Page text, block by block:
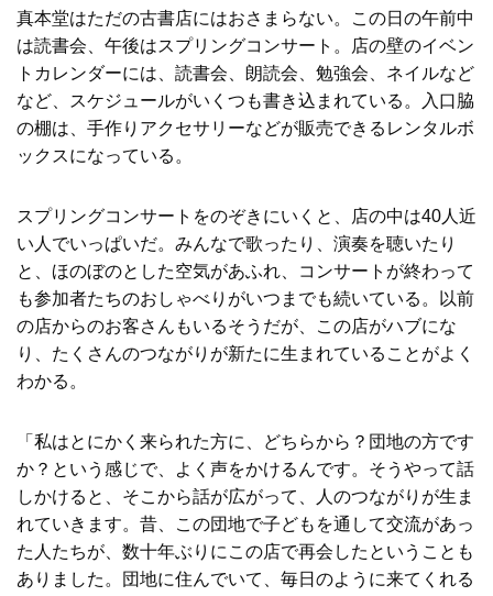
真本堂はただの古書店にはおさまらない。この日の午前中
は読書会、午後はスプリングコンサート。店の壁のイベン
トカレンダーには、読書会、朗読会、勉強会、ネイルなど
など、スケジュールがいくつも書き込まれている。入口脇
の棚は、手作りアクセサリーなどが販売できるレンタルボ
ックスになっている。
スプリングコンサートをのぞきにいくと、店の中は40人近
い人でいっぱいだ。みんなで歌ったり、演奏を聴いたり
と、ほのぼのとした空気があふれ、コンサートが終わって
も参加者たちのおしゃべりがいつまでも続いている。以前
の店からのお客さんもいるそうだが、この店がハブにな
り、たくさんのつながりが新たに生まれていることがよく
わかる。
「私はとにかく来られた方に、どちらから？団地の方です
か？という感じで、よく声をかけるんです。そうやって話
しかけると、そこから話が広がって、人のつながりが生ま
れていきます。昔、この団地で子どもを通して交流があっ
た人たちが、数十年ぶりにこの店で再会したということも
ありました。団地に住んでいて、毎日のように来てくれる